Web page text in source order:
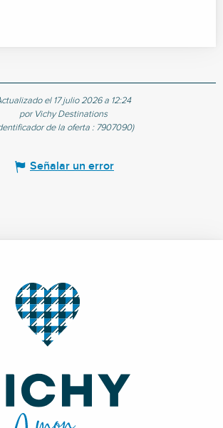
el 17 julio 2026 a 12:24
por Vichy Destinations
de la oferta :7907090)
Señalar un error